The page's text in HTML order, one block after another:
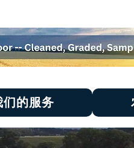
们的服务